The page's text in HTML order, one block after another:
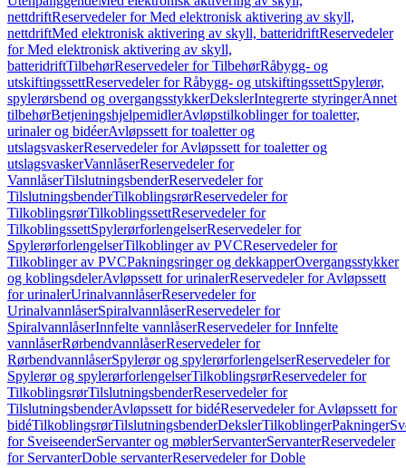
nettdriftReservedeler for Med elektronisk aktivering av skyll,
nettdriftMed elektronisk aktivering av skyll, batteridriftReservedeler
for Med elektronisk aktivering av skyll,
batteridriftTilbehørReservedeler for TilbehørRåbygg- og
utskiftingssettReservedeler for Råbygg- og utskiftingssettSpylerør,
spylerørsbend og overgangsstykkerDekslerIntegrerte styringerAnnet
tilbehørBetjeningshjelpemidlerAvløpstilkoblinger for toaletter,
urinaler og bidéerAvløpssett for toaletter og
utslagsvaskerReservedeler for Avløpssett for toaletter og
utslagsvaskerVannlåserReservedeler for
VannlåserTilslutningsbenderReservedeler for
TilslutningsbenderTilkoblingsrørReservedeler for
TilkoblingsrørTilkoblingssettReservedeler for
TilkoblingssettSpylerørforlengelserReservedeler for
SpylerørforlengelserTilkoblinger av PVCReservedeler for
Tilkoblinger av PVCPakningsringer og dekkapperOvergangsstykker
og koblingsdelerAvløpssett for urinalerReservedeler for Avløpssett
for urinalerUrinalvannlåserReservedeler for
UrinalvannlåserSpiralvannlåserReservedeler for
SpiralvannlåserInnfelte vannlåserReservedeler for Innfelte
vannlåserRørbendvannlåserReservedeler for
RørbendvannlåserSpylerør og spylerørforlengelserReservedeler for
Spylerør og spylerørforlengelserTilkoblingsrørReservedeler for
TilkoblingsrørTilslutningsbenderReservedeler for
TilslutningsbenderAvløpssett for bidéReservedeler for Avløpssett for
bidéTilkoblingsrørTilslutningsbenderDekslerTilkoblingerPakninger
for SveiseenderServanter og møblerServanterServanterReservedeler
for ServanterDoble servanterReservedeler for Doble